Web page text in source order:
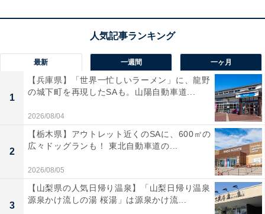
でのアクセスが良好。駅前には複合商業施設が立ち並
び、ショッピングや食事を楽しむ人でにぎわいます。喧
騒から少し離れると、閑静な高級住宅街が広がるのも特
徴です。
代官山は、ブティックやカフェ・レストランが集まり、
都内のおしゃれなスポットとして多くの人に愛されてい
ます。居住者からは「家族、友人に恵まれている。やり
たい仕事ができている」「特に不自由なく生活できてい
ること」「健康で美味しくご飯を食べることができる」
などのコメントが寄せられていました。
最新 一週間 一ヶ月
1
【兵庫県】「世界一忙しいラーメン」に、龍野
の城下町を再現したSAも。山陽自動車道...
2026/08/04
2
【栃木県】アウトレット近くのSAに、600㎡の
広々ドッグランも！ 東北自動車道の...
2026/08/05
3
【山梨県の人気日帰り温泉】「山梨日帰り温泉
源泉かけ流しの湯 桜湯」は源泉かけ流...